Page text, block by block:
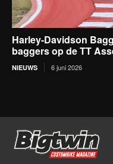
Harley-Davidson
baggers op de TT
NIEUWS 6 juni 2026